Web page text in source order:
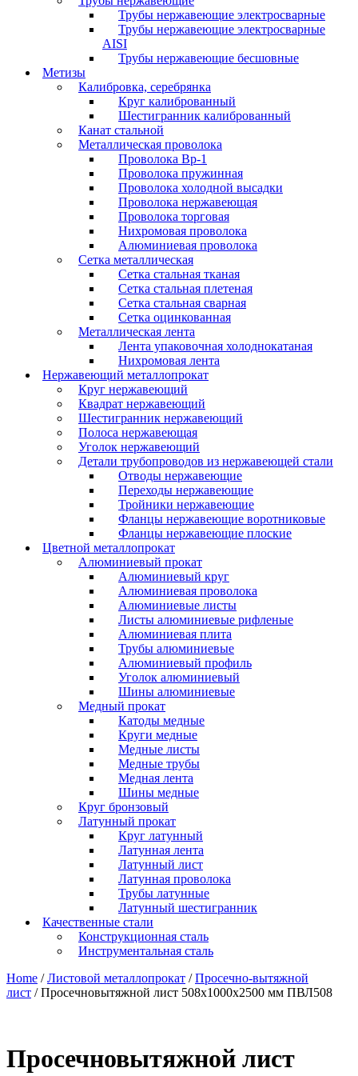
Трубы нержавеющие электросварные
Трубы нержавеющие электросварные
AISI
Трубы нержавеющие бесшовные
Метизы
Калибровка, серебрянка
Круг калиброванный
Шестигранник калиброванный
Канат стальной
Металлическая проволока
Проволока Вр-1
Проволока пружинная
Проволока холодной высадки
Проволока нержавеющая
Проволока торговая
Нихромовая проволока
Алюминиевая проволока
Сетка металлическая
Сетка стальная тканая
Сетка стальная плетеная
Сетка стальная сварная
Сетка оцинкованная
Металлическая лента
Лента упаковочная холоднокатаная
Нихромовая лента
Нержавеющий металлопрокат
Круг нержавеющий
Квадрат нержавеющий
Шестигранник нержавеющий
Полоса нержавеющая
Уголок нержавеющий
Детали трубопроводов из нержавеющей стали
Отводы нержавеющие
Переходы нержавеющие
Тройники нержавеющие
Фланцы нержавеющие воротниковые
Фланцы нержавеющие плоские
Цветной металлопрокат
Алюминиевый прокат
Алюминиевый круг
Алюминиевая проволока
Алюминиевые листы
Листы алюминиевые рифленые
Алюминиевая плита
Трубы алюминиевые
Алюминиевый профиль
Уголок алюминиевый
Шины алюминиевые
Медный прокат
Катоды медные
Круги медные
Медные листы
Медные трубы
Медная лента
Шины медные
Круг бронзовый
Латунный прокат
Круг латунный
Латунная лента
Латунный лист
Латунная проволока
Трубы латунные
Латунный шестигранник
Качественные стали
Конструкционная сталь
Инструментальная сталь
Home /Листовой металлопрокат /Просечно-вытяжной
лист / Просечновытяжной лист 508х1000х2500 мм ПВЛ508
Просечновытяжной лист